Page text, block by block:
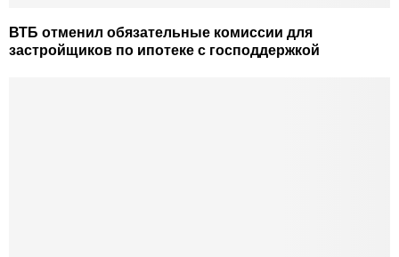
ВТБ отменил обязательные комиссии для
застройщиков по ипотеке с господдержкой